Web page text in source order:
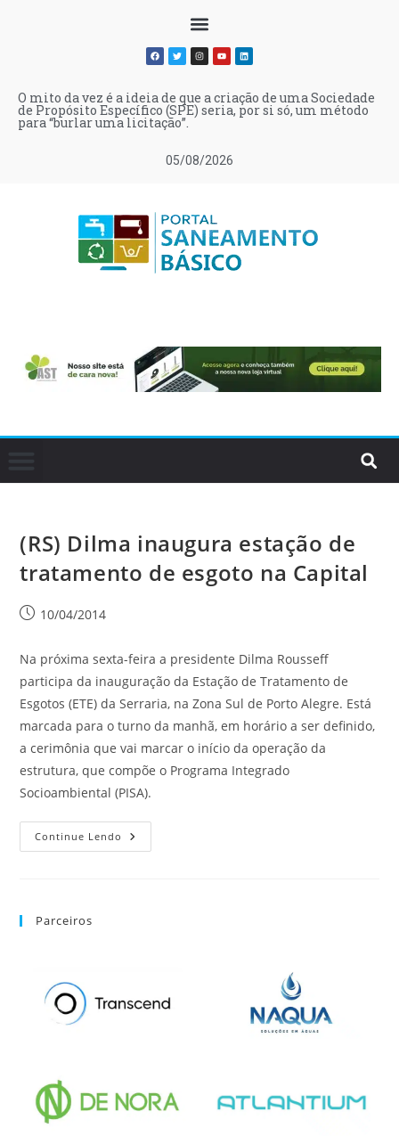
05/08/2026
O mito da vez é a ideia de que a criação de uma Sociedade
de Propósito Específico (SPE) seria, por si só, um método
para “burlar uma licitação”.
(RS) Dilma inaugura estação de
tratamento de esgoto na Capital
10/04/2014
Na próxima sexta-feira a presidente Dilma Rousseff
participa da inauguração da Estação de Tratamento de
Esgotos (ETE) da Serraria, na Zona Sul de Porto Alegre. Está
marcada para o turno da manhã, em horário a ser definido,
a cerimônia que vai marcar o início da operação da
estrutura, que compõe o Programa Integrado
Socioambiental (PISA).
Continue Lendo
Parceiros